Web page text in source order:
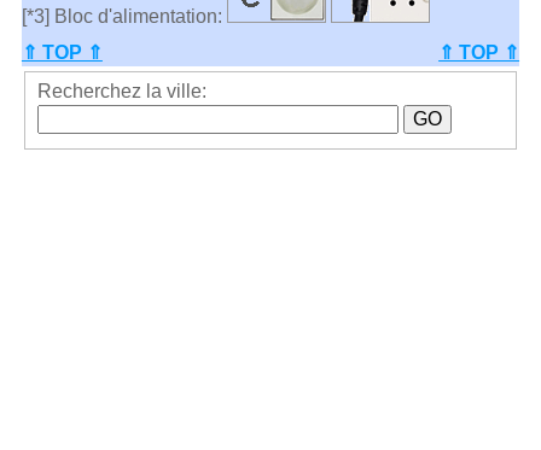
[*3] Bloc d'alimentation:
⇑ TOP ⇑
⇑ TOP ⇑
Recherchez la ville: